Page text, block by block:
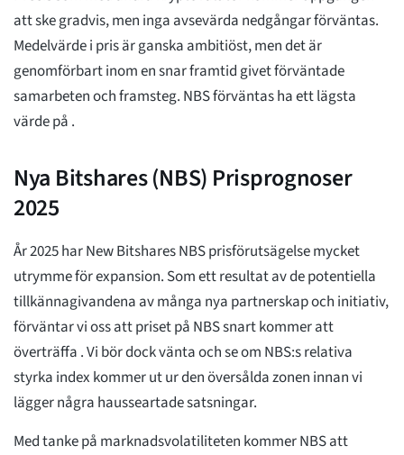
att ske gradvis, men inga avsevärda nedgångar förväntas.
Medelvärdei pris är ganska ambitiöst, men det är
genomförbart inom en snar framtid givet förväntade
samarbeten och framsteg. NBS förväntas ha ett lägsta
värde på .
Nya Bitshares (NBS) Prisprognoser
2025
År 2025 har New Bitshares NBS prisförutsägelse mycket
utrymme för expansion. Som ett resultat av de potentiella
tillkännagivandena av många nya partnerskap och initiativ,
förväntar vi oss att priset på NBS snart kommer att
överträffa . Vi bör dock vänta och se om NBS:s relativa
styrka index kommer ut ur den översålda zonen innan vi
lägger några hausseartade satsningar.
Med tanke på marknadsvolatiliteten kommer NBS att